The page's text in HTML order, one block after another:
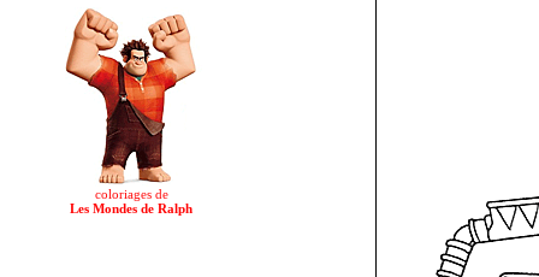
coloriages de
Les Mondes de Ralph